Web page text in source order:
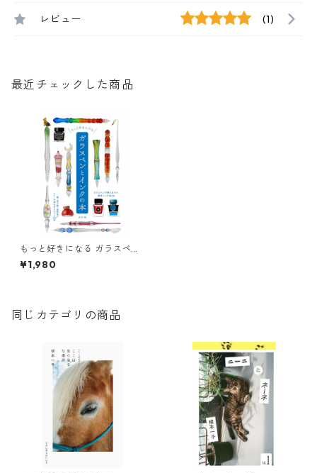
レビュー (1)
最近チェックした商品
もっと好きになる ガラスペン
とインクの本
¥1,980
同じカテゴリの商品